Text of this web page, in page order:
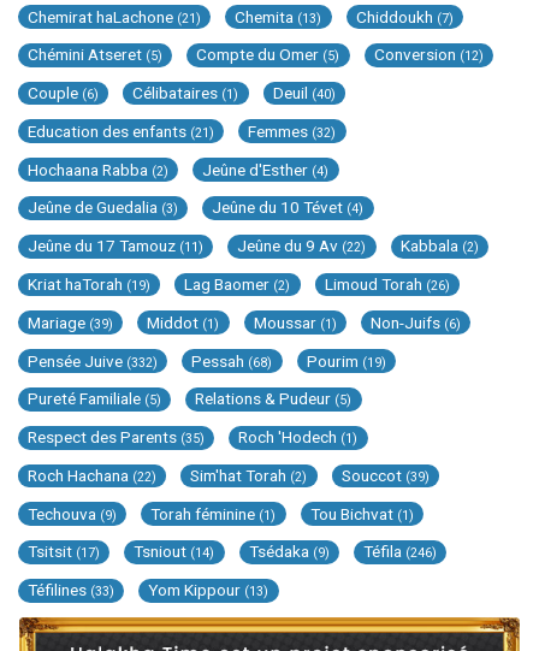
Chemirat haLachone (21) Chemita (13) Chiddoukh (7)
Chémini Atseret (5) Compte du Omer (5) Conversion (12)
Couple (6) Célibataires (1) Deuil (40)
Education des enfants (21) Femmes (32)
Hochaana Rabba (2) Jeûne d'Esther (4)
Jeûne de Guedalia (3) Jeûne du 10 Tévet (4)
Jeûne du 17 Tamouz (11) Jeûne du 9 Av (22) Kabbala (2)
Kriat haTorah (19) Lag Baomer (2) Limoud Torah (26)
Mariage (39) Middot (1) Moussar (1) Non-Juifs (6)
Pensée Juive (332) Pessah (68) Pourim (19)
Pureté Familiale (5) Relations & Pudeur (5)
Respect des Parents (35) Roch 'Hodech (1)
Roch Hachana (22) Sim'hat Torah (2) Souccot (39)
Techouva (9) Torah féminine (1) Tou Bichvat (1)
Tsitsit (17) Tsniout (14) Tsédaka (9) Téfila (246)
Téfilines (33) Yom Kippour (13)